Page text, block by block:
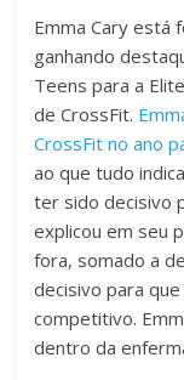
Emma Cary está
ganhando
Teens para a
de CrossFit.
CrossFit no ano
ao que tudo
ter sido decisivo
explicou em seu
fora, somado a
decisivo para
competitivo.
dentro da